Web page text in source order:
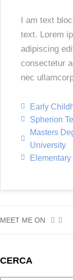
I am text
text. Lorem
adipiscing
consectetur
nec
Early
Spherion
Masters
University
MEET ME ON
CERCA